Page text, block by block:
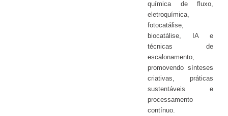
química de fluxo,
eletroquímica,
fotocatálise,
biocatálise, IA e
técnicas de
escalonamento,
promovendo sínteses
criativas, práticas
sustentáveis e
processamento
contínuo.